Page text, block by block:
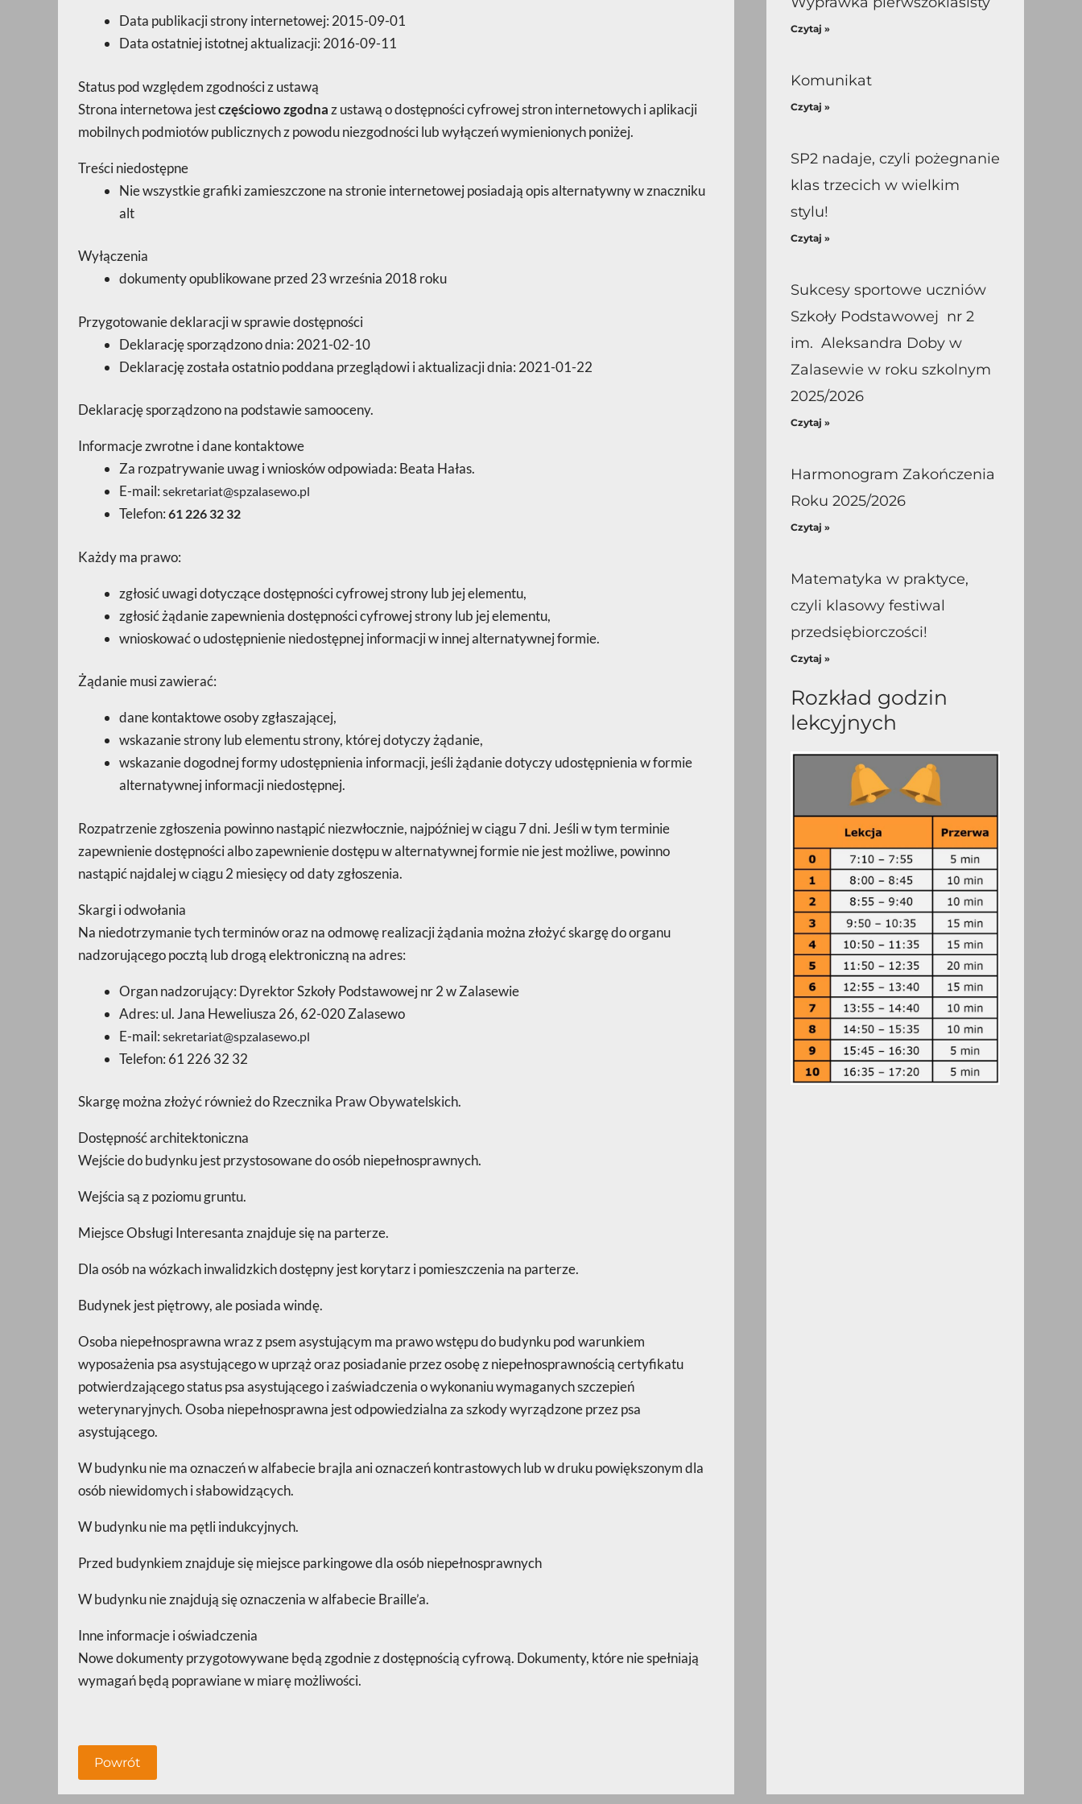
Data publikacji strony internetowej: 2015-09-01
Data ostatniej istotnej aktualizacji: 2016-09-11
Status pod względem zgodności z ustawą
Strona internetowa jestczęściowo zgodnaz ustawą o dostępności cyfrowej stron internetowych i aplikacji
mobilnych podmiotów publicznych z powodu niezgodności lub wyłączeń wymienionych poniżej.
Treści niedostępne
Nie wszystkie grafiki zamieszczone na stronie internetowej posiadają opis alternatywny w znaczniku
alt
Wyłączenia
dokumenty opublikowane przed 23 września 2018 roku
Przygotowanie deklaracji w sprawie dostępności
Deklarację sporządzono dnia: 2021-02-10
Deklarację została ostatnio poddana przeglądowi i aktualizacji dnia: 2021-01-22
Deklarację sporządzono na podstawie samooceny.
Informacje zwrotne i dane kontaktowe
Za rozpatrywanie uwag i wniosków odpowiada: Beata Hałas.
E-mail: sekretariat@spzalasewo.pl
Telefon: 61 226 32 32
Każdy ma prawo:
zgłosić uwagi dotyczące dostępności cyfrowej strony lub jej elementu,
zgłosić żądanie zapewnienia dostępności cyfrowej strony lub jej elementu,
wnioskować o udostępnienie niedostępnej informacji w innej alternatywnej formie.
Żądanie musi zawierać:
dane kontaktowe osoby zgłaszającej,
wskazanie strony lub elementu strony, której dotyczy żądanie,
wskazanie dogodnej formy udostępnienia informacji, jeśli żądanie dotyczy udostępnienia w formie
alternatywnej informacji niedostępnej.
Rozpatrzenie zgłoszenia powinno nastąpić niezwłocznie, najpóźniej w ciągu 7 dni. Jeśli w tym terminie
zapewnienie dostępności albo zapewnienie dostępu w alternatywnej formie nie jest możliwe, powinno
nastąpić najdalej w ciągu 2 miesięcy od daty zgłoszenia.
Skargi i odwołania
Na niedotrzymanie tych terminów oraz na odmowę realizacji żądania można złożyć skargę do organu
nadzorującego pocztą lub drogą elektroniczną na adres:
Organ nadzorujący: Dyrektor Szkoły Podstawowej nr 2 w Zalasewie
Adres: ul. Jana Heweliusza 26, 62-020 Zalasewo
E-mail: sekretariat@spzalasewo.pl
Telefon: 61 226 32 32
Skargę można złożyć również doRzecznika Praw Obywatelskich.
Dostępność architektoniczna
Wejście do budynku jest przystosowane do osób niepełnosprawnych.
Wejścia są z poziomu gruntu.
Miejsce Obsługi Interesanta znajduje się na parterze.
Dla osób na wózkach inwalidzkich dostępny jest korytarz i pomieszczenia na parterze.
Budynek jest piętrowy, ale posiada windę.
Osoba niepełnosprawna wraz z psem asystującym ma prawo wstępu do budynku pod warunkiem
wyposażenia psa asystującego w uprząż oraz posiadanie przez osobę z niepełnosprawnością certyfikatu
potwierdzającego status psa asystującego i zaświadczenia o wykonaniu wymaganych szczepień
weterynaryjnych. Osoba niepełnosprawna jest odpowiedzialna za szkody wyrządzone przez psa
asystującego.
W budynku nie ma oznaczeń w alfabecie brajla ani oznaczeń kontrastowych lub w druku powiększonym dla
osób niewidomych i słabowidzących.
W budynku nie ma pętli indukcyjnych.
Przed budynkiem znajduje się miejsce parkingowe dla osób niepełnosprawnych
W budynku nie znajdują się oznaczenia w alfabecie Braille’a.
Inne informacje i oświadczenia
Nowe dokumenty przygotowywane będą zgodnie z dostępnością cyfrową. Dokumenty, które nie spełniają
wymagań będą poprawiane w miarę możliwości.
Powrót
Czytaj »
Komunikat
Czytaj »
SP2 nadaje, czyli pożegnanie
klas trzecich w wielkim
stylu!
Czytaj »
Sukcesy sportowe uczniów
Szkoły Podstawowej nr 2
im. Aleksandra Doby w
Zalasewie w roku szkolnym
2025/2026
Czytaj »
Harmonogram Zakończenia
Roku 2025/2026
Czytaj »
Matematyka w praktyce,
czyli klasowy festiwal
przedsiębiorczości!
Czytaj »
Rozkład godzin
lekcyjnych